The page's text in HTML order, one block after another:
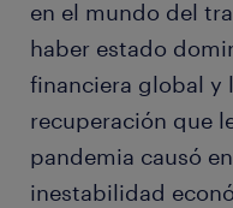
en el mundo del
haber estado
financiera global y
recuperación que
pandemia causó
inestabilidad